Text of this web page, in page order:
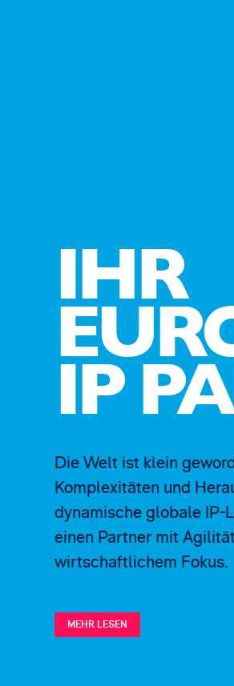
IHR
IP
Die Welt ist klein
Komplexitäten und
dynamische globale IP-
einen Partner mit
wirtschaftlichem Fokus.
MEHR LESEN